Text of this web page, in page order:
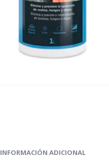
INFORMACIÓN ADICIONAL